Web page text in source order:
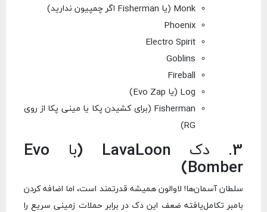
Monk (یا Fisherman اگر چمپیون ندارید)
Phoenix
Electro Spirit
Goblins
Fireball
Log (یا Evo Zap)
Fisherman (برای کشیدن پکا یا مینی پکا از روی
RG)
3. دک LavaLoon (با Evo
Bomber)
سلطان آسمان‌ها! لاوالون همیشه قدرتمند است، اما اضافه کردن
بامبر تکامل‌یافته ضعف این دک در برابر حملات زمینی سریع را